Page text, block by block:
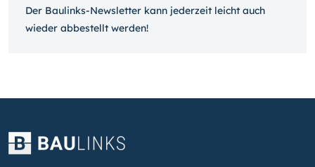
Der Baulinks-Newsletter kann jeder­zeit leicht auch
wieder ab­bestellt werden!